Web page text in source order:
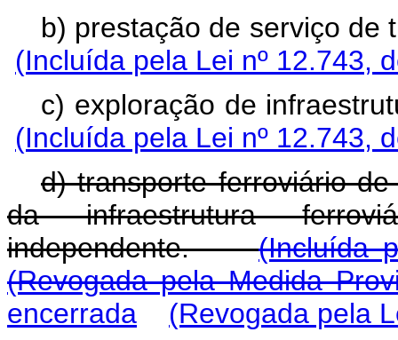
b) prestação de
(Incluída pela Lei nº 12.743,
c) exploração de
(Incluída pela Lei nº 12.743,
d) transporte ferroviário
da infraestrutura
independente.(Incluída
(Revogada pela Medida
encerrada
(Revogada pela